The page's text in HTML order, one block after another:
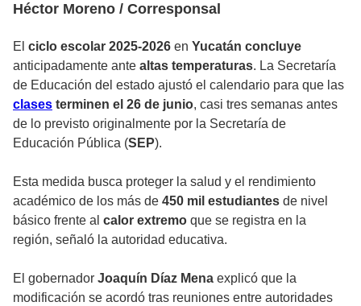
Héctor Moreno / Corresponsal
El ciclo escolar 2025-2026 en Yucatán concluye
anticipadamente ante altas temperaturas. La Secretaría
de Educación del estado ajustó el calendario para que las
clases terminen el 26 de junio, casi tres semanas antes
de lo previsto originalmente por la Secretaría de
Educación Pública (SEP).
Esta medida busca proteger la salud y el rendimiento
académico de los más de 450 mil estudiantes de nivel
básico frente al calor extremo que se registra en la
región, señaló la autoridad educativa.
El gobernador Joaquín Díaz Mena explicó que la
modificación se acordó tras reuniones entre autoridades